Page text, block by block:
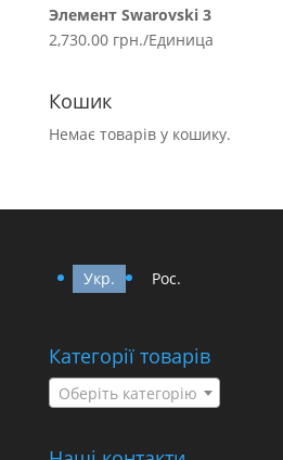
Элемент Swarovski 3
2,730.00 грн./Единица
Кошик
Немає товарів у кошику.
Укр. Рос.
Категорії товарів
Оберіть категорію